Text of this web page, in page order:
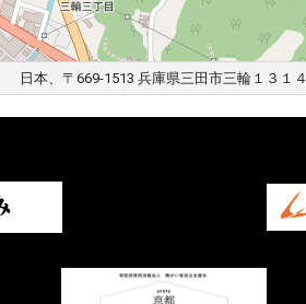
日本、〒669-1513 兵庫県三田市三輪１３１４